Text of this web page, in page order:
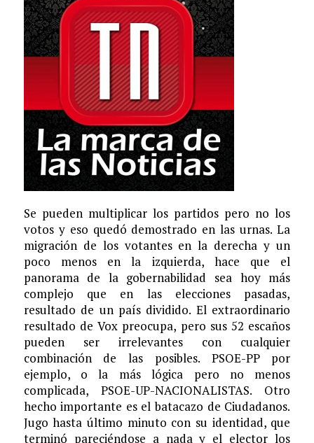
Se pueden multiplicar los partidos pero no los
votos y eso quedó demostrado en las urnas. La
migración de los votantes en la derecha y un
poco menos en la izquierda, hace que el
panorama de la gobernabilidad sea hoy más
complejo que en las elecciones pasadas,
resultado de un país dividido. El extraordinario
resultado de Vox preocupa, pero sus 52 escaños
pueden ser irrelevantes con cualquier
combinación de las posibles. PSOE-PP por
ejemplo, o la más lógica pero no menos
complicada, PSOE-UP-NACIONALISTAS. Otro
hecho importante es el batacazo de Ciudadanos.
Jugo hasta último minuto con su identidad, que
terminó pareciéndose a nada y el elector los